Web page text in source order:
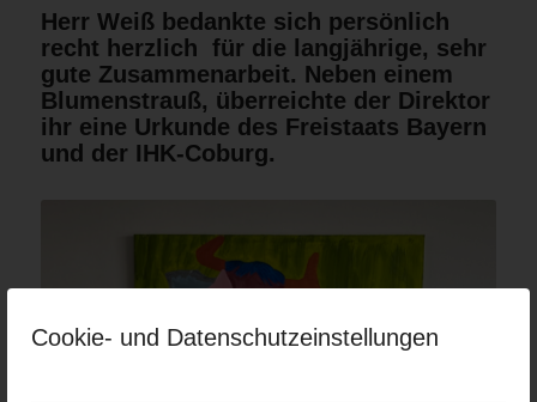
Cookie- und Datenschutzeinstellungen
Herr Weiß bedankte sich persönlich
recht herzlich für die langjährige, sehr
gute Zusammenarbeit. Neben einem
Blumenstrauß, überreichte der Direktor
ihr eine Urkunde des Freistaats Bayern
und der IHK-Coburg.